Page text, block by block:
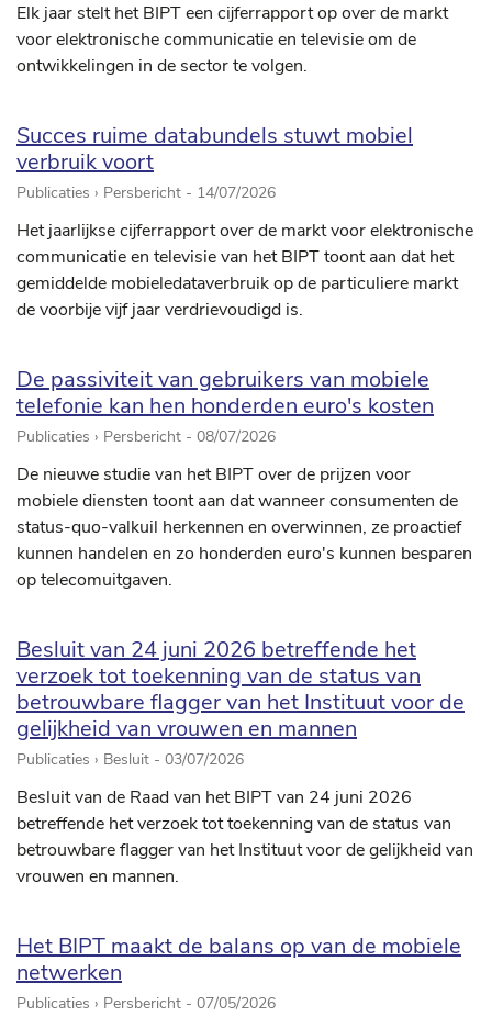
Elk jaar stelt het BIPT een cijferrapport op over de markt
voor elektronische communicatie en televisie om de
ontwikkelingen in de sector te volgen.
Succes ruime databundels stuwt mobiel
verbruik voort
Publicaties › Persbericht - 14/07/2026
Het jaarlijkse cijferrapport over de markt voor elektronische
communicatie en televisie van het BIPT toont aan dat het
gemiddelde mobieledataverbruik op de particuliere markt
de voorbije vijf jaar verdrievoudigd is.
De passiviteit van gebruikers van mobiele
telefonie kan hen honderden euro's kosten
Publicaties › Persbericht - 08/07/2026
De nieuwe studie van het BIPT over de prijzen voor
mobiele diensten toont aan dat wanneer consumenten de
status-quo-valkuil herkennen en overwinnen, ze proactief
kunnen handelen en zo honderden euro's kunnen besparen
op telecomuitgaven.
Besluit van 24 juni 2026 betreffende het
verzoek tot toekenning van de status van
betrouwbare flagger van het Instituut voor de
gelijkheid van vrouwen en mannen
Publicaties › Besluit - 03/07/2026
Besluit van de Raad van het BIPT van 24 juni 2026
betreffende het verzoek tot toekenning van de status van
betrouwbare flagger van het Instituut voor de gelijkheid van
vrouwen en mannen.
Het BIPT maakt de balans op van de mobiele
netwerken
Publicaties › Persbericht - 07/05/2026